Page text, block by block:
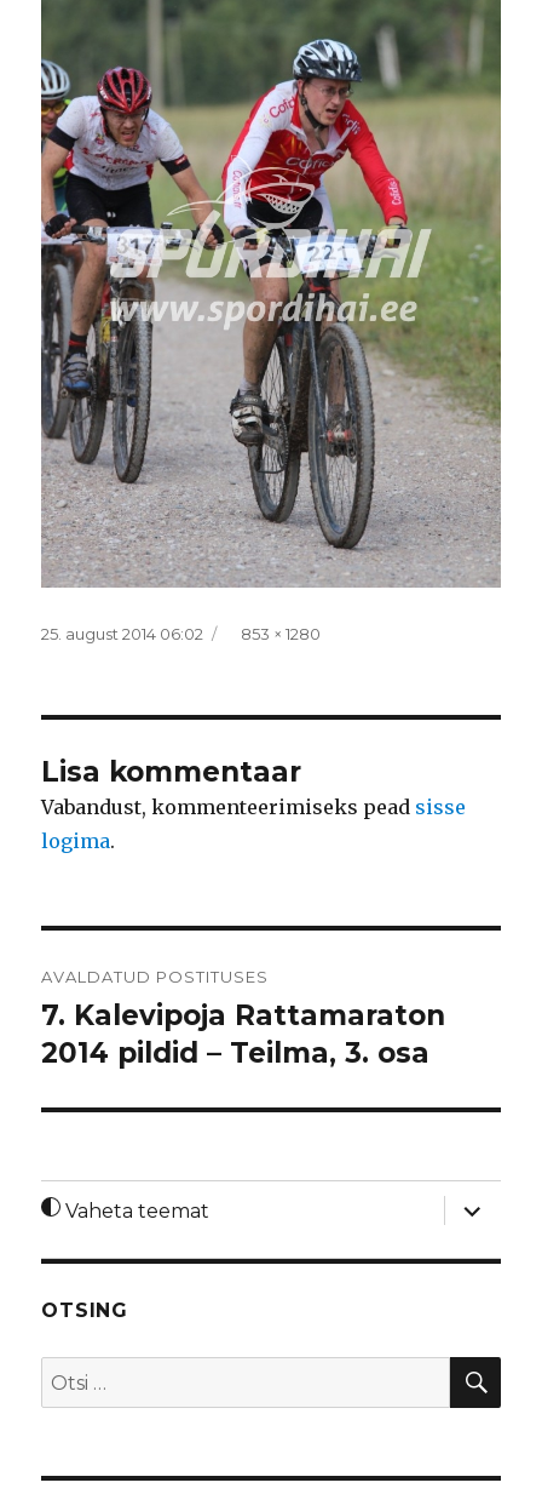
Postitatud
25. august 2014 06:02 Täissuurus
853 × 1280
Lisa kommentaar
Vabandust, kommenteerimiseks pead sisse
logima.
AVALDATUD POSTITUSES
7. Kalevipoja Rattamaraton
2014 pildid – Teilma, 3. osa
Vaheta teemat
laienda
OTSING
Otsi: